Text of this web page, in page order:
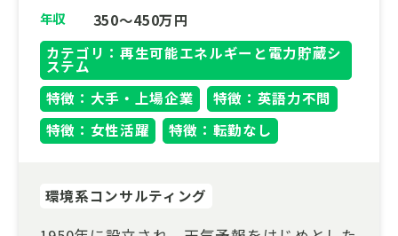
年収
350～450万円
カテゴリ：再生可能エネルギーと電力貯蔵シ
ステム
特徴：大手・上場企業
特徴：英語力不問
特徴：女性活躍
特徴：転勤なし
環境系コンサルティング